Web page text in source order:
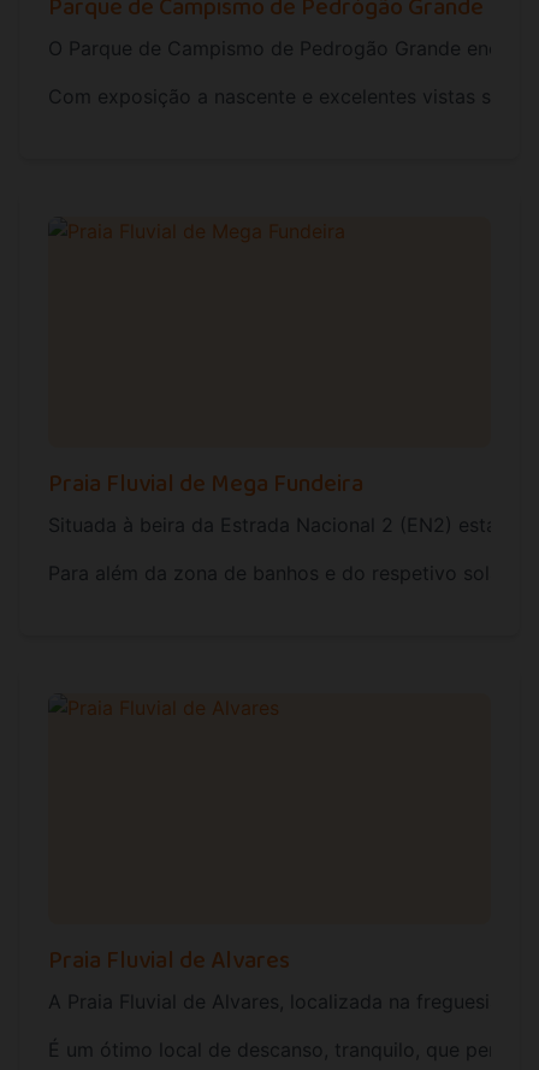
O Parque de Campismo de Pedrogão Grande
Com exposição a nascente e excelentes vistas
Praia Fluvial de Mega Fundeira
Situada à beira da Estrada Nacional 2 (EN2) esta
Para além da zona de banhos e do respetivo
Praia Fluvial de Alvares
A Praia Fluvial de Alvares, localizada na freguesia
É um ótimo local de descanso, tranquilo, que